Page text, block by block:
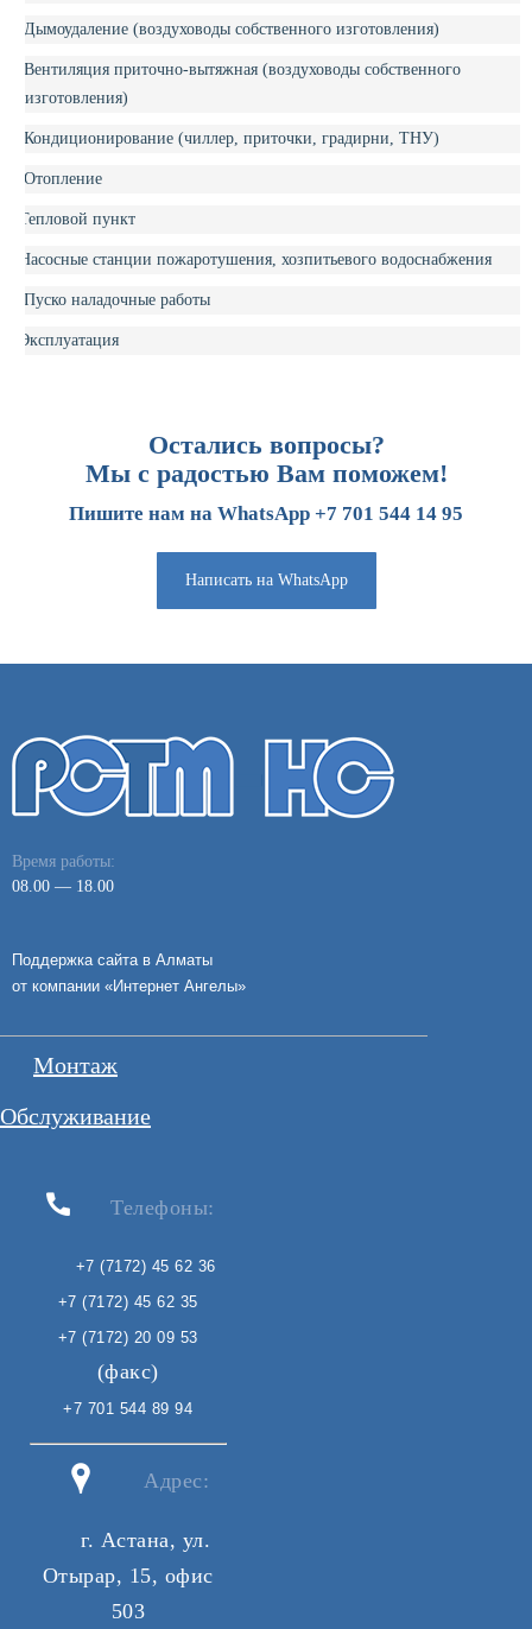
Дымоудаление (воздуховоды собственного изготовления)
Вентиляция приточно-вытяжная (воздуховоды собственного
изготовления)
Кондиционирование (чиллер, приточки, градирни, ТНУ)
Отопление
Тепловой пункт
Насосные станции пожаротушения, хозпитьевого водоснабжения
Пуско наладочные работы
Эксплуатация
Остались вопросы?
Мы с радостью Вам поможем!
Пишите нам на WhatsApp +7 701 544 14 95
Написать на WhatsApp
Время работы:
08.00 — 18.00
Поддержка сайта в Алматы
от компании «Интернет Ангелы»
Монтаж
Обслуживание
Телефоны:
+7 (7172) 45 62 36
+7 (7172) 45 62 35
+7 (7172) 20 09 53
(факс)
+7 701 544 89 94
Адрес:
г. Астана, ул.
Отырар, 15, офис
503